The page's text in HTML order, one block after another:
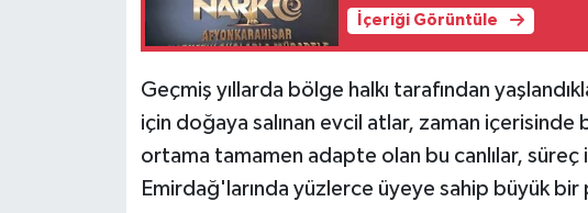
İçeriği Görüntüle
Geçmiş yıllarda bölge halkı tarafından
için doğaya salınan evcil atlar, zaman
ortama tamamen adapte olan bu canlılar,
Emirdağ'larında yüzlerce üyeye sahip büyük
Jandarma
KÜLTÜR SANAT